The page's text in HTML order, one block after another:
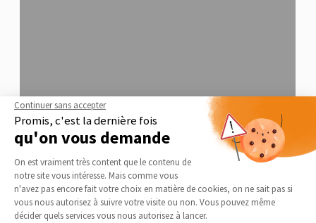
Notre charte qualité
Continuer sans accepter
Promis, c'est la dernière fois
qu'on vous demande
Plateforme de Gestion du
On est vraiment très content que le contenu de
notre site vous intéresse. Mais comme vous
n'avez pas encore fait votre choix en matière de cookies, on ne sait pas si
vous nous autorisez à suivre votre visite ou non. Vous pouvez même
décider quels services vous nous autorisez à lancer.
Axeptio consent